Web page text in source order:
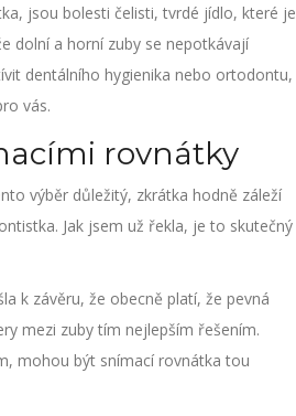
jsou bolesti čelisti, tvrdé jídlo, které je
dolní a horní zuby se nepotkávají
dentálního hygienika nebo ortodontu,
vás.
rovnátky
výběr důležitý, zkrátka hodně záleží
Jak jsem už řekla, je to skutečný
k závěru, že obecně platí, že pevná
mezi zuby tím nejlepším řešením.
mohou být snímací rovnátka tou